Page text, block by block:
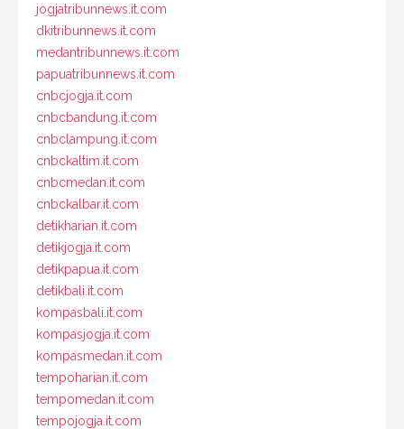
jogjatribunnews.it.com
dkitribunnews.it.com
medantribunnews.it.com
papuatribunnews.it.com
cnbcjogja.it.com
cnbcbandung.it.com
cnbclampung.it.com
cnbckaltim.it.com
cnbcmedan.it.com
cnbckalbar.it.com
detikharian.it.com
detikjogja.it.com
detikpapua.it.com
detikbali.it.com
kompasbali.it.com
kompasjogja.it.com
kompasmedan.it.com
tempoharian.it.com
tempomedan.it.com
tempojogja.it.com